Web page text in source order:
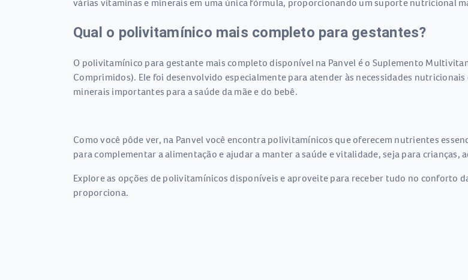
várias vitaminas e minerais em uma única fórmula, proporcionando um suporte nutricional
Qual o polivitamínico mais completo para gestantes?
O polivitamínico para gestante mais completo disponível na Panvel é o Suplemento
Comprimidos). Ele foi desenvolvido especialmente para atender às necessidades
minerais importantes para a saúde da mãe e do bebê.
Como você pôde ver, na Panvel você encontra polivitamínicos que oferecem nutrientes
para complementar a alimentação e ajudar a manter a saúde e vitalidade, seja para crianças,
Explore as opções de polivitamínicos disponíveis e aproveite para receber tudo no conforto
proporciona.